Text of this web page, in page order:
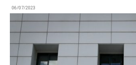
06/07/2023